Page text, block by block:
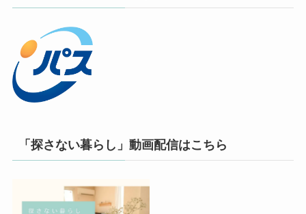
「探さない暮らし」動画配信はこちら